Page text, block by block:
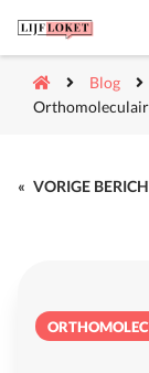
Blog
« VORIGE